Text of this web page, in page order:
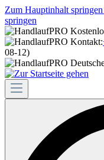
Zum Hauptinhalt springen
springen
Kontakt:
08-12)